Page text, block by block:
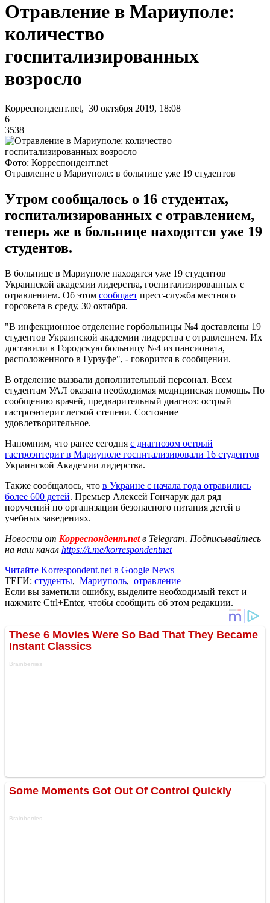
Отравление в Мариуполе:
количество
госпитализированных
возросло
Корреспондент.net, 30 октября 2019, 18:08
6
3538
Фото: Корреспондент.net
Отравление в Мариуполе: в больнице уже 19 студентов
Утром сообщалось о 16 студентах,
госпитализированных с отравлением,
теперь же в больнице находятся уже 19
студентов.
В больнице в Мариуполе находятся уже 19 студентов
Украинской академии лидерства, госпитализированных с
отравлением. Об этом сообщает пресс-служба местного
горсовета в среду, 30 октября.
"В инфекционное отделение горбольницы №4 доставлены 19
студентов Украинской академии лидерства с отравлением. Их
доставили в Городскую больницу №4 из пансионата,
расположенного в Гурзуфе", - говорится в сообщении.
В отделение вызвали дополнительный персонал. Всем
студентам УАЛ оказана необходимая медицинская помощь. По
сообщению врачей, предварительный диагноз: острый
гастроэнтерит легкой степени. Состояние
удовлетворительное.
Напомним, что ранее сегодня с диагнозом острый
гастроэнтерит в Мариуполе госпитализировали 16 студентов
Украинской Академии лидерства.
Также сообщалось, что в Украине с начала года отравились
более 600 детей. Премьер Алексей Гончарук дал ряд
поручений по организации безопасного питания детей в
учебных заведениях.
Новости от Корреспондент.netв Telegram. Подписывайтесь
на наш канал https://t.me/korrespondentnet
Читайте Korrespondent.net в Google News
ТЕГИ: студенты, Мариуполь, отравление
Если вы заметили ошибку, выделите необходимый текст и
нажмите Ctrl+Enter, чтобы сообщить об этом редакции.